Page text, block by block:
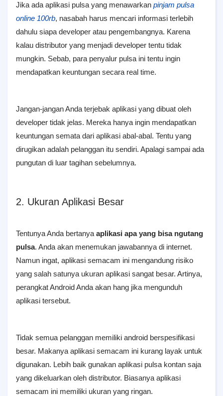
Jika ada aplikasi pulsa yang menawarkan pinjam pulsa
online 100rb, nasabah harus mencari informasi terlebih
dahulu siapa developer atau pengembangnya. Karena
kalau distributor yang menjadi developer tentu tidak
mungkin. Sebab, para penyalur pulsa ini tentu ingin
mendapatkan keuntungan secara real time.
Jangan-jangan Anda terjebak aplikasi yang dibuat oleh
developer tidak jelas. Mereka hanya ingin mendapatkan
keuntungan semata dari aplikasi abal-abal. Tentu yang
dirugikan adalah pelanggan itu sendiri. Apalagi sampai ada
pungutan di luar tagihan sebelumnya.
2. Ukuran Aplikasi Besar
Tentunya Anda bertanya aplikasi apa yang bisa ngutang
pulsa. Anda akan menemukan jawabannya di internet.
Namun ingat, aplikasi semacam ini mengandung risiko
yang salah satunya ukuran aplikasi sangat besar. Artinya,
perangkat Android Anda akan hang jika mengunduh
aplikasi tersebut.
Tidak semua pelanggan memiliki android berspesifikasi
besar. Makanya aplikasi semacam ini kurang layak untuk
digunakan. Lebih baik gunakan aplikasi pulsa kontan saja
yang dikeluarkan oleh distributor. Biasanya aplikasi
semacam ini memiliki ukuran yang ringan.